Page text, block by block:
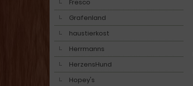
Fresco
Grafenland
haustierkost
Herrmanns
HerzensHund
Hopey's